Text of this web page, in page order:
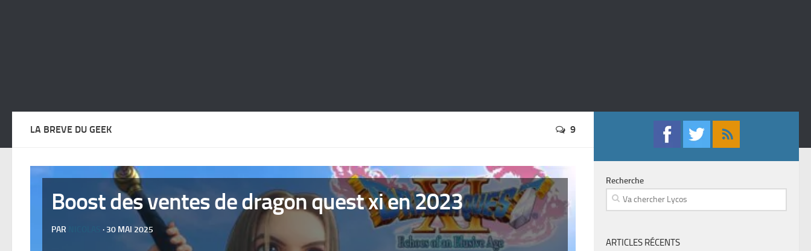
LA BREVE DU GEEK 9
Boost des ventes de dragon quest xi en 2023
PAR · 30 MAI 2025
Recherche
ARTICLES RÉCENTS